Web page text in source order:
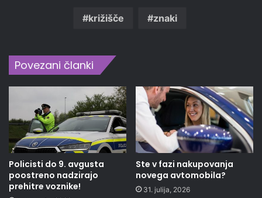
križišče znaki
Povezani članki
Policisti do 9. avgusta
poostreno nadzirajo
prehitre voznike!
Ste v fazi nakupovanja
novega avtomobila?
31. julija, 2026